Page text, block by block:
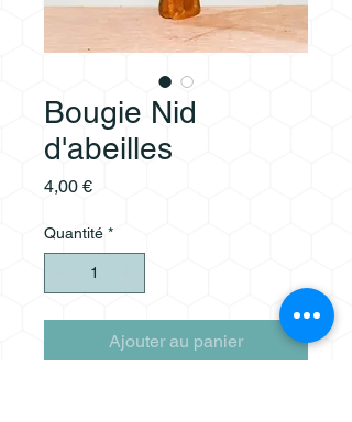
Bougie Nid
d'abeilles
4,00 €Prix
Quantité *
Ajouter au panier